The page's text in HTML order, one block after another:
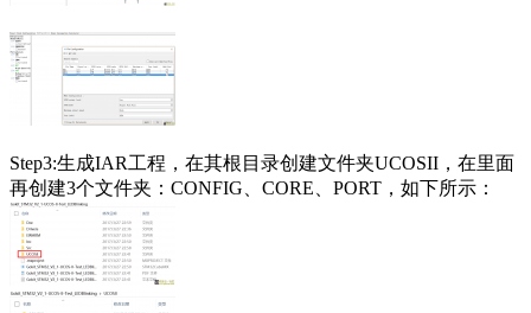
Step3:生成IAR工程，在其根目录创建文件夹UCOSII，在里面
再创建3个文件夹：CONFIG、CORE、PORT，如下所示：